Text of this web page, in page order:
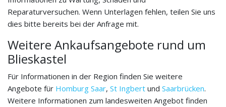
Reparaturversuchen. Wenn Unterlagen fehlen, teilen Sie uns
dies bitte bereits bei der Anfrage mit.
Weitere Ankaufsangebote rund um
Blieskastel
Für Informationen in der Region finden Sie weitere
Angebote für Homburg Saar, St Ingbert und Saarbrücken.
Weitere Informationen zum landesweiten Angebot finden